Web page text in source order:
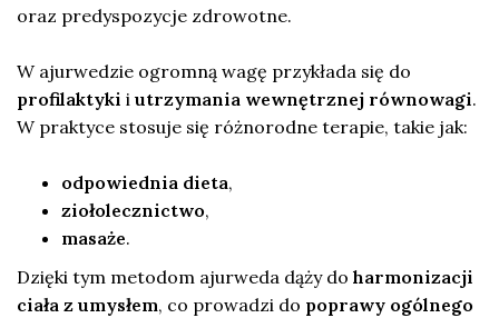
oraz predyspozycje zdrowotne.
W ajurwedzie ogromną wagę przykłada się do
profilaktyki i utrzymania wewnętrznej równowagi.
W praktyce stosuje się różnorodne terapie, takie jak:
odpowiednia dieta,
ziołolecznictwo,
masaże.
Dzięki tym metodom ajurweda dąży do harmonizacji
ciała z umysłem, co prowadzi do poprawy ogólnego